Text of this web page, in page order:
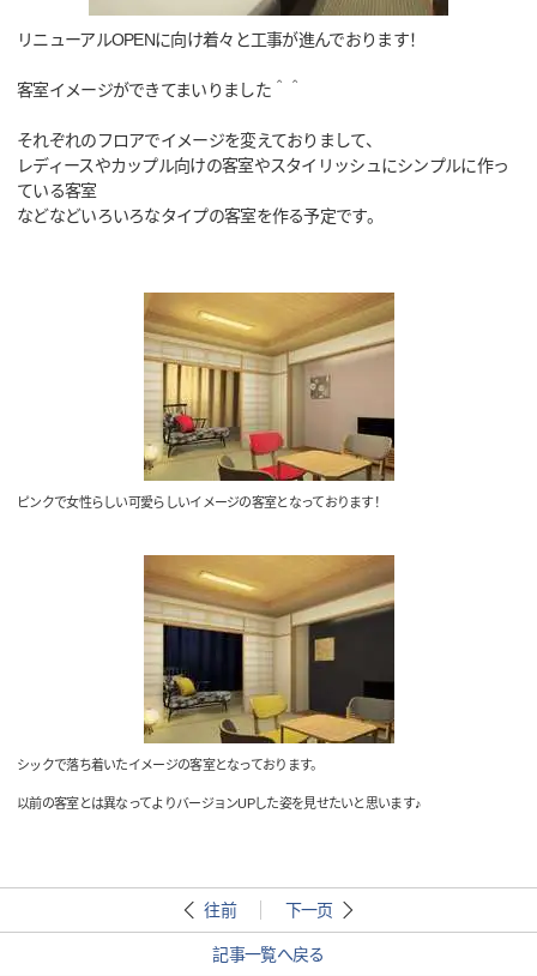
リニューアルOPENに向け着々と工事が進んでおります！
客室イメージができてまいりました＾＾
それぞれのフロアでイメージを変えておりまして、
レディースやカップル向けの客室やスタイリッシュにシンプルに作っ
ている客室
などなどいろいろなタイプの客室を作る予定です。
ピンクで女性らしい可愛らしいイメージの客室となっております！
シックで落ち着いたイメージの客室となっております。
以前の客室とは異なってよりバージョンUPした姿を見せたいと思います♪
往前 下一页
記事一覧へ戻る